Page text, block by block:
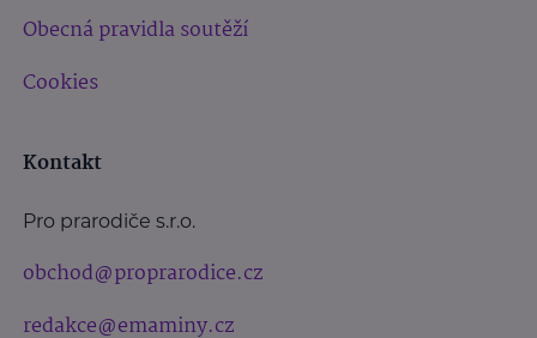
Obecná pravidla soutěží
Cookies
Kontakt
Pro prarodiče s.r.o.
obchod@proprarodice.cz
redakce@emaminy.cz